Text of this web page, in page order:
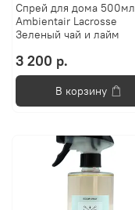
Спрей для дома 500мл
Ambientair Lacrosse
Зеленый чай и лайм
3 200 р.
В корзину